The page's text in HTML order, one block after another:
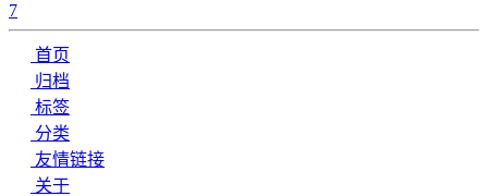
7
首页
归档
标签
分类
友情链接
关于